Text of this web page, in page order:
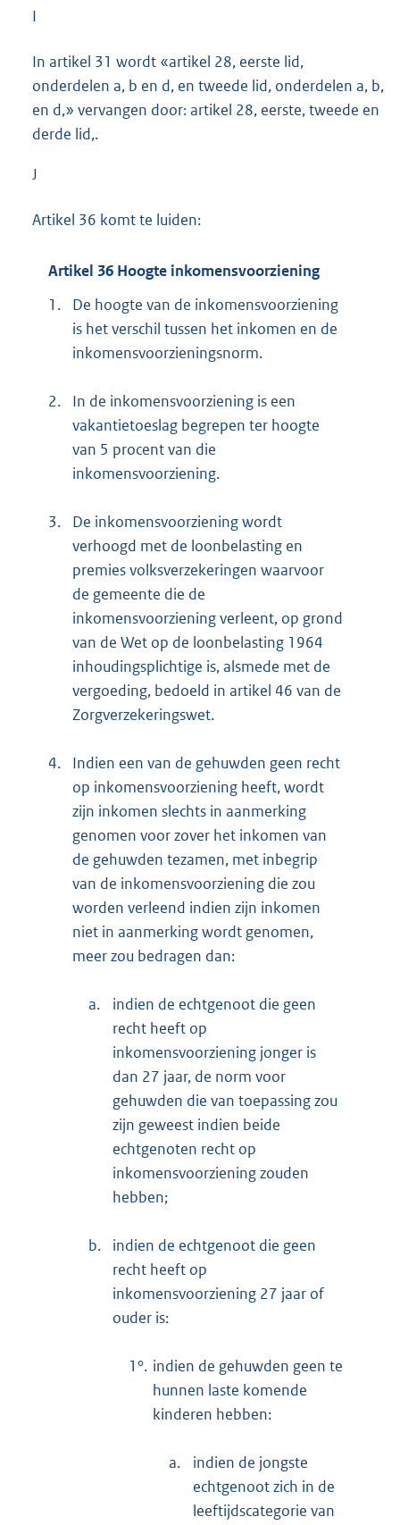
I
In artikel 31 wordt «artikel 28, eerste lid,
onderdelen a, b en d, en tweede lid, onderdelen a, b,
en d,» vervangen door: artikel 28, eerste, tweede en
derde lid,.
J
Artikel 36 komt te luiden:
Artikel 36 Hoogte inkomensvoorziening
1.
De hoogte van de inkomensvoorziening
is het verschil tussen het inkomen en de
inkomensvoorzieningsnorm.
2.
In de inkomensvoorziening is een
vakantietoeslag begrepen ter hoogte
van 5 procent van die
inkomensvoorziening.
3.
De inkomensvoorziening wordt
verhoogd met de loonbelasting en
premies volksverzekeringen waarvoor
de gemeente die de
inkomensvoorziening verleent, op grond
van de Wet op de loonbelasting 1964
inhoudingsplichtige is, alsmede met de
vergoeding, bedoeld in artikel 46 van de
Zorgverzekeringswet.
4.
Indien een van de gehuwden geen recht
op inkomensvoorziening heeft, wordt
zijn inkomen slechts in aanmerking
genomen voor zover het inkomen van
de gehuwden tezamen, met inbegrip
van de inkomensvoorziening die zou
worden verleend indien zijn inkomen
niet in aanmerking wordt genomen,
meer zou bedragen dan:
a.
indien de echtgenoot die geen
recht heeft op
inkomensvoorziening jonger is
dan 27 jaar, de norm voor
gehuwden die van toepassing zou
zijn geweest indien beide
echtgenoten recht op
inkomensvoorziening zouden
hebben;
b.
indien de echtgenoot die geen
recht heeft op
inkomensvoorziening 27 jaar of
ouder is:
1°. indien de gehuwden geen te
hunnen laste komende
kinderen hebben:
a.
indien de jongste
echtgenoot zich in de
leeftijdscategorie van